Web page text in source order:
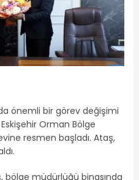
önemli bir görev değişimi
Orman Bölge
resmen başladı. Ataş,
bölge müdürlüğü binasında